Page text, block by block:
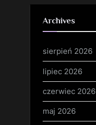
Archives
sierpień 2026
lipiec 2026
czerwiec 2026
maj 2026